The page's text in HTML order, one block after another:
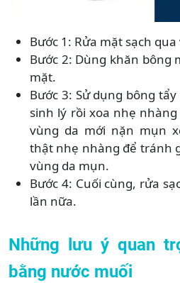
Bước 1: Rửa mặt sạch
Bước 2: Dùng khăn bông
mặt.
Bước 3: Sử dụng bông
sinh lý rồi xoa nhẹ
vùng da mới nặn mụn
thật nhẹ nhàng để tránh
vùng da mụn.
Bước 4: Cuối cùng, rửa
lần nữa.
Những lưu ý quan
bằng nước muối